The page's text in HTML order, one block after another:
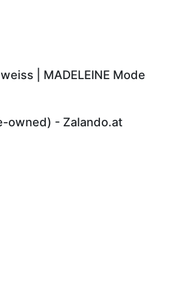
| MADELEINE Mode
owned) - Zalando.at